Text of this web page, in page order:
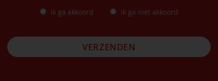
Ik ga akkoord Ik ga niet akkoord
VERZENDEN